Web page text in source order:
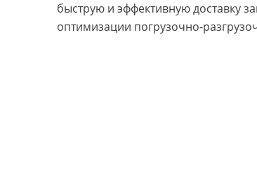
быструю и эффективную доставку
оптимизации погрузочно-